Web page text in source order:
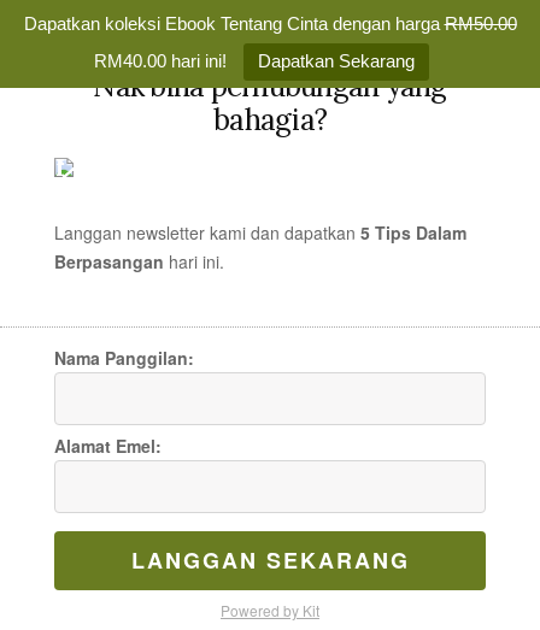
Dapatkan koleksi Ebook Tentang Cinta dengan hargaRM50.00
RM40.00 hari ini!
Dapatkan Sekarang
content
TENTANG
CINTA
Percintaan
yang
Lelaki Ingin Wanita Yang
Boleh Berikan Rasa Cinta
Pada Mereka
Nak bina perhubungan yang
bahagia?
Langgan newsletter kami dan dapatkan 5 Tips Dalam
Berpasangan hariini.
Nama Panggilan:
Alamat Emel:
LANGGAN SEKARANG
Powered by Kit